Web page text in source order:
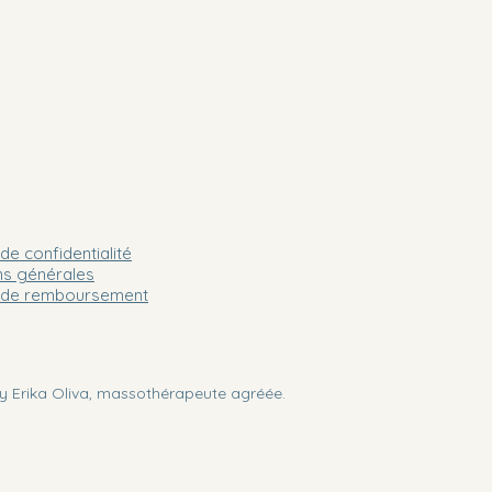
confidentialité
générales
remboursement
Erika Oliva, massothérapeute agréée.